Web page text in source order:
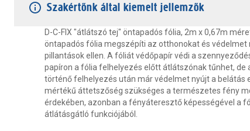
Szakértőnk által kiemelt jellemzők
D-C-FIX "átlátszó tej" öntapadós fólia, 2m x 0,67m
öntapadós fólia megszépíti az otthonokat és védelmet
pillantások ellen. A fóliát védőpapír védi a
papíron a fólia felhelyezés előtt átlátszónak tűnhet, de
történő felhelyezés után már védelmet nyújt a belátás
mértékű áttetszőség szükséges a természetes fény
érdekében, azonban a fényáteresztő képességével a
átlátásgátló funkciójából.